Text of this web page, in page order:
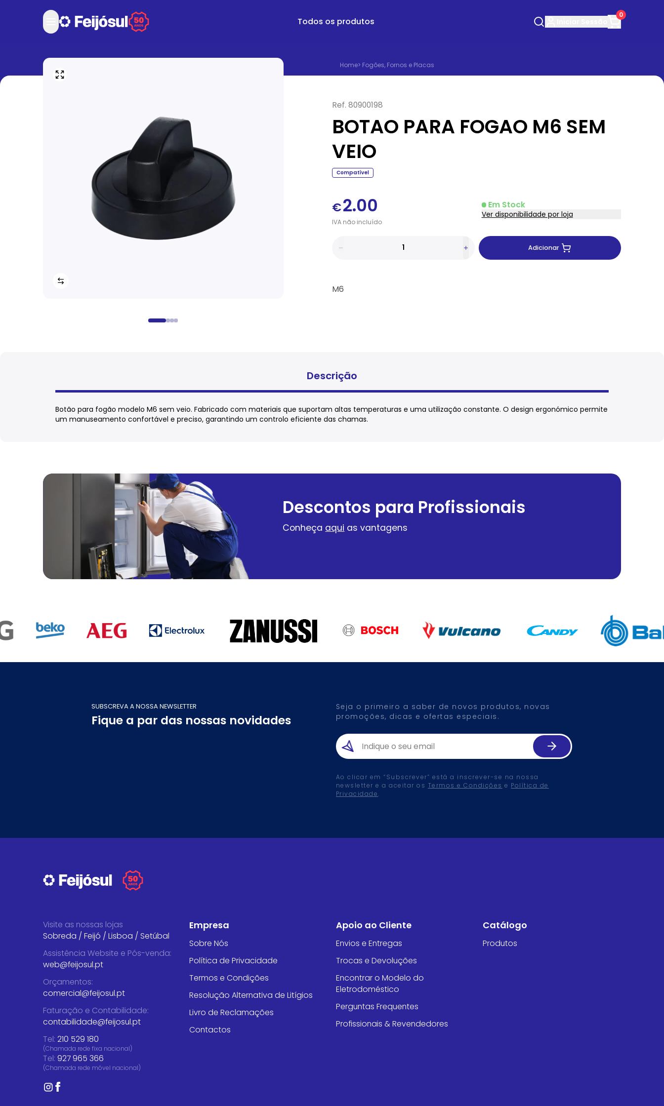
Todos os produtos
0
Home> Fogões, Fornos e Placas
Ref. 80900198
BOTAO PARA FOGAO M6 SEM
VEIO
Compatível
€2.00
IVAnãoincluído
Em Stock
Ver disponibilidade por loja
Adicionar
M6
Descrição
Botão para fogão modelo M6 sem veio. Fabricado com materiais que suportam altas temperaturas e uma utilização constante. O design ergonómico permite
um manuseamento confortável e preciso, garantindo um controlo eficiente das chamas.
Descontos para Profissionais
Conheça aqui as vantagens
SUBSCREVA A NOSSA NEWSLETTER
Fique a par das nossas novidades
Seja o primeiro a saber de novos produtos, novas
promoções, dicas e ofertas especiais.
Ao clicar em “Subscrever” está a inscrever-se na nossa
newsletter e a aceitar os Termos e Condições e Política de
Privacidade.
Visite as nossas lojas
Sobreda / Feijó / Lisboa / Setúbal
Assistência Website e Pós-venda:
web@feijosul.pt
Orçamentos:
comercial@feijosul.pt
Faturação e Contabilidade:
contabilidade@feijosul.pt
Tel: 210 529 180
(Chamada rede fixa nacional)
Tel: 927 965 366
(Chamada rede móvel nacional)
Empresa
Sobre Nós
Política de Privacidade
Termos e Condições
Resolução Alternativa de Litígios
Livro de Reclamações
Contactos
Apoio ao Cliente
Envios e Entregas
Trocas e Devoluções
Encontrar o Modelo do
Eletrodoméstico
Perguntas Frequentes
Profissionais & Revendedores
Catálogo
Produtos